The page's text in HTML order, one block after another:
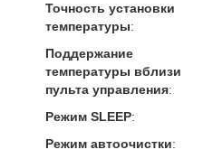
Точность установки
температуры:
Поддержание
температуры вблизи
пульта управления:
Режим SLEEP:
Режим автоочистки: